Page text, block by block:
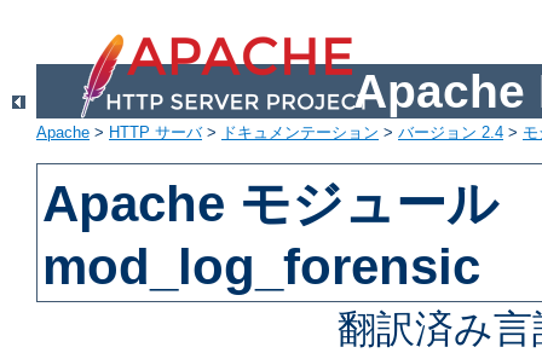
Apache
Apache > HTTP サーバ> ドキュメンテーション > バージョン 2.4 >
Apache モジュール
mod_log_forensic
翻訳済み